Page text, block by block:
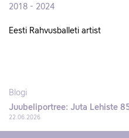
2018 - 2024
Eesti Rahvusballeti artist
Blogi
Juubeliportree: Juta Lehiste
22.06.2026